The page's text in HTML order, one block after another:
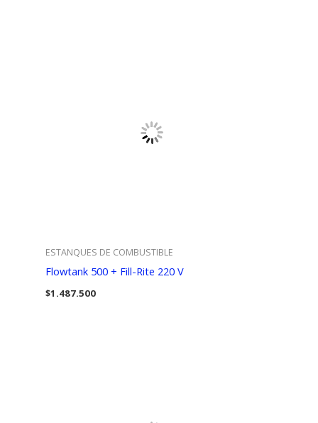
ESTANQUES DE COMBUSTIBLE
Flowtank 500 + Fill-Rite 220 V
$1.487.500